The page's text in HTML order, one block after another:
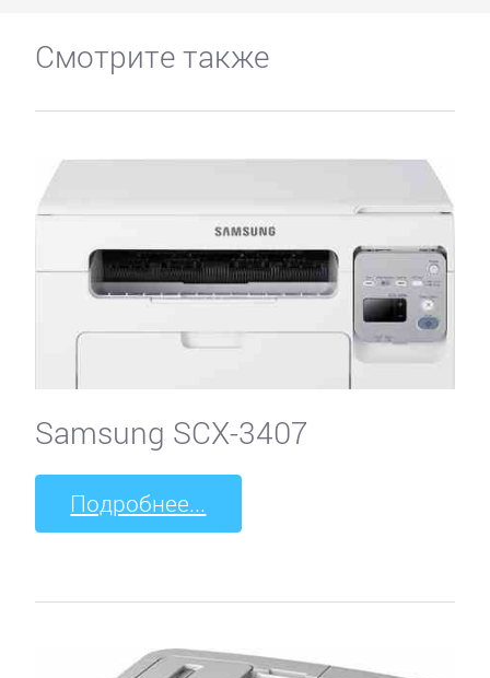
Смотрите также
Samsung SCX-3407
Подробнее...